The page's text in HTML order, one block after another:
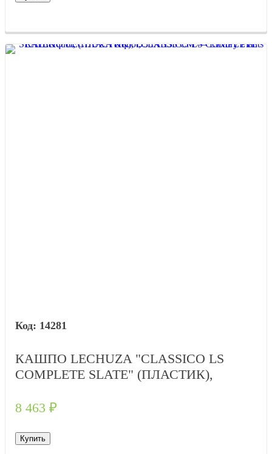
14281
КАШПО LECHUZA "CLASSICO LS
COMPLETE SLATE" (ПЛАСТИК),
8 463 ₽
Купить